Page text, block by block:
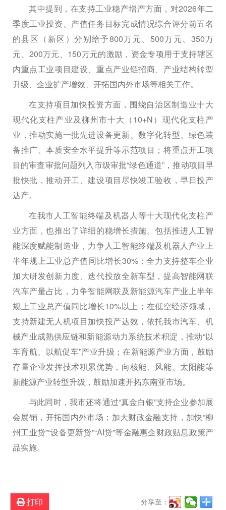
其中提到，在支持工业稳产增产方面，对2026年二
季度工业投资、产值任务目标完成情况综合评分前五名
的县区（新区）分别给予800万元、500万元、350万
元、200万元、150万元的激励，资金专项用于支持辖区
内重点工业项目建设、重点产业链招商、产业结构转型
升级、企业扩产增效、开拓国内外市场等相关工作。
在支持项目加快投资方面，围绕自治区制造业十大
现代化支柱产业及柳州市十大（10+N）现代化支柱产
业，推动实施一批先进设备更新、数字化转型、绿色装
备推广、本质安全水平提升等示范项目；将重点开工项
目的审查审批问题列入市级审批“绿色通道”，推动项目早
批快批，推动开工、建设项目尽快竣工验收，早日投产
达产。
在我市人工智能终端及机器人等十大现代化支柱产
业方面，也推出了详细的稳增长措施。包括推进人工智
能深度赋能制造业，力争人工智能终端及机器人产业上
半年规上工业总产值同比增长30%；全力支持整车企业
加大研发创新力度、迭代投放全新车型，提高智能网联
汽车产量占比，力争智能网联及新能源汽车产业上半年
规上工业总产值同比增长10%以上；在低空经济领域，
支持新建无人机项目加快投产达效，依托我市汽车、机
械产业成熟供应链和新能源动力系统技术积淀，推动“以
车育航、以航促车”产业升级；在新能源产业方面，鼓励
存量企业发挥技术积累优势，向核能、风能、太阳能等
新能源产业转型升级，鼓励加速开拓东南亚市场。
与此同时，我市还将通过“真金白银”支持企业参加展
会展销，开拓国内外市场；加大财政金融支持，加快“柳
州工业贷”“设备更新贷”“AI贷”等金融惠企财政贴息政策产
品实施。
打印 分享至：